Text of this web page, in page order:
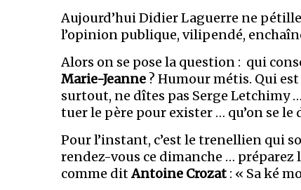
Aujourd’hui Didier Laguerre ne
l’opinion publique, vilipendé,
Alors on se pose la question : qui
Marie-Jeanne ? Humour métis. Qui
surtout, ne dîtes pas Serge Letchimy
tuer le père pour exister … qu’on se le
Pour l’instant, c’est le trenellien qui
rendez-vous ce dimanche … préparez
comme ditAntoine Crozat : « Sa ké